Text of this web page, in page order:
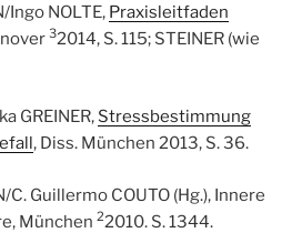
Ingo NOLTE, Praxisleitfaden
32014, S. 115; STEINER (wie
GREINER, Stressbestimmung
, Diss. München 2013, S. 36.
C. Guillermo COUTO (Hg.), Innere
München 22010. S. 1344.